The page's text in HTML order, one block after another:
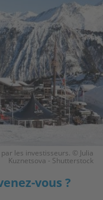
les investisseurs. © Julia
Kuznetsova - Shutterstock
vous ?